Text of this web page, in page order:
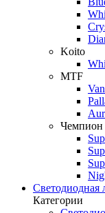
Koito
MTF
Чемпион
Светодиодная
Категории